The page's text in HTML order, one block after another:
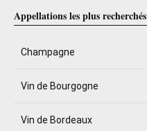
Appellations les plus recherchés
Champagne
Vin de Bourgogne
Vin de Bordeaux